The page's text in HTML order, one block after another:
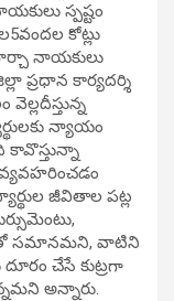
స్పష్టం
కోట్లు
నాయకులు
ప్రధాన కార్యదర్శి
న్యాయం
కావొస్తున్నా
వ్యవహరించడం
జీవితాల పట్ల
సమానమని, వాటిని
చేసే కుట్రగా
అన్నారు.